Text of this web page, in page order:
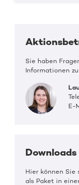
Sie haben
Informationen
E-
Downloads
Hier können Sie
als Paket in